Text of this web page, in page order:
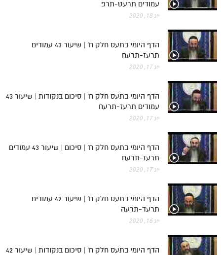
עמודים תרעט-תרפ
יונ 18, 2020
הדף היומי בתעס חלק ח' | שיעור 43 עמודים
תרעז-תרעח
יונ 17, 2020
הדף היומי בתעס חלק ח' | סיכום בנקודות | שיעור 43
עמודים תרעז-תרעח
יונ 17, 2020
הדף היומי בתעס חלק ח' | סיכום | שיעור 43 עמודים
תרעז-תרעח
יונ 17, 2020
הדף היומי בתעס חלק ח' | שיעור 42 עמודים
תרעד-תרעה
יונ 16, 2020
הדף היומי בתעס חלק ח' | סיכום בנקודות | שיעור 42